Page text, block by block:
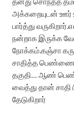
அக்கறையுடன் ஊர்
பார்த்து
நன்றாக இருக்க
நோக்கம்.கஞ்சா
சாதித்த பெண்ணை
தகுதி… ஆண்
வைத்து தான் சாதி
தேடுகிறார்